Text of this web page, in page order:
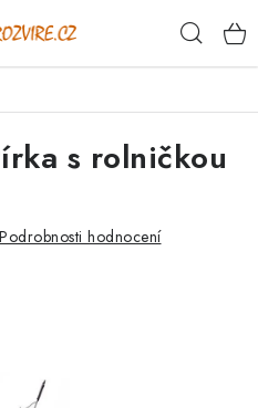
s rolničkou
Podrobnosti hodnocení